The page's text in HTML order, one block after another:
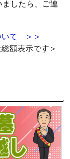
したら、ご連
いて ＞＞
額表示です＞